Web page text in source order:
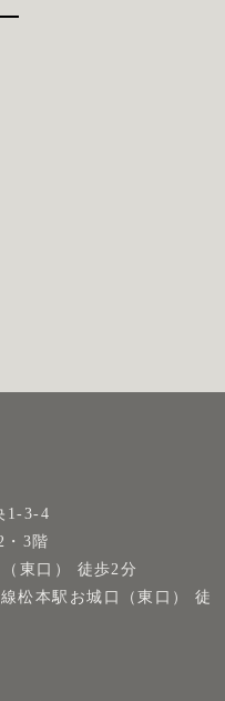
1-3-4
・3階
東口） 徒歩2分
松本駅お城口（東口） 徒